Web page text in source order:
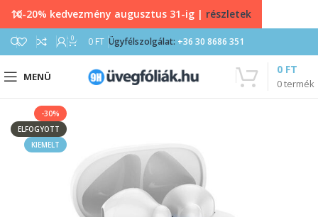
0 0 FT Ügyfélszolgálat: +36 30 8686 351
MENÜ
0termék
0 FT
-30%
ELFOGYOTT
KIEMELT
10-20% kedvezmény augusztus 31-ig | részletek